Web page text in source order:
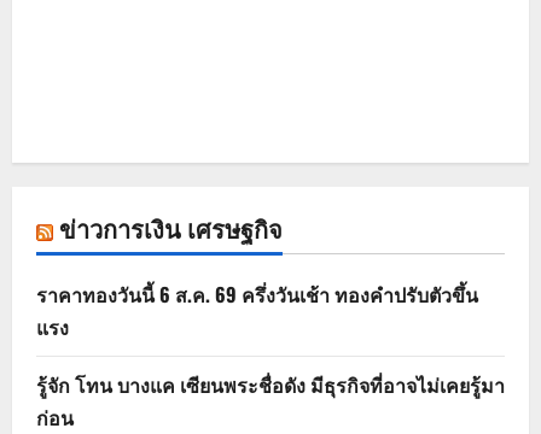
ข่าวการเงิน เศรษฐกิจ
ราคาทองวันนี้ 6 ส.ค. 69 ครึ่งวันเช้า ทองคำปรับตัวขึ้น
แรง
รู้จัก โทน บางแค เซียนพระชื่อดัง มีธุรกิจที่อาจไม่เคยรู้มา
ก่อน